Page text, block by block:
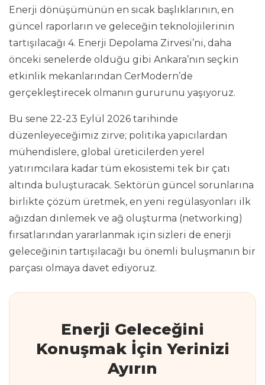
Enerji dönüşümünün en sıcak başlıklarının, en
güncel raporların ve geleceğin teknolojilerinin
tartışılacağı 4. Enerji Depolama Zirvesi’ni, daha
önceki senelerde olduğu gibi Ankara’nın seçkin
etkinlik mekanlarından CerModern’de
gerçekleştirecek olmanın gururunu yaşıyoruz.
Bu sene 22-23 Eylül 2026 tarihinde
düzenleyeceğimiz zirve; politika yapıcılardan
mühendislere, global üreticilerden yerel
yatırımcılara kadar tüm ekosistemi tek bir çatı
altında buluşturacak. Sektörün güncel sorunlarına
birlikte çözüm üretmek, en yeni regülasyonları ilk
ağızdan dinlemek ve ağ oluşturma (networking)
fırsatlarından yararlanmak için sizleri de enerji
geleceğinin tartışılacağı bu önemli buluşmanın bir
parçası olmaya davet ediyoruz.
Enerji Geleceğini
Konuşmak İçin Yerinizi
Ayırın